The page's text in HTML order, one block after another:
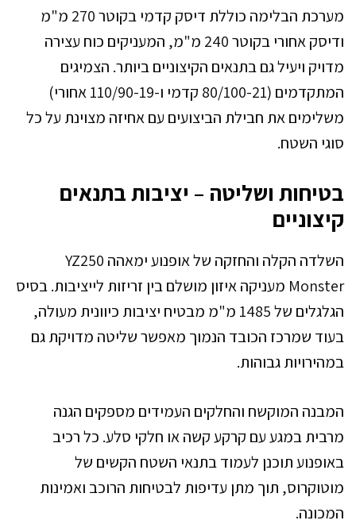
מערכת הבלימה כוללת דיסק קדמי בקוטר 270 מ"מ
ודיסק אחורי בקוטר 240 מ"מ, המעניקים כוח עצירה
מדויק ויעיל גם בתנאים הקיצוניים ביותר. הצמיגים
המתקדמים (80/100-21 קדמי ו-110/90-19 אחורי)
משלימים את חבילת הביצועים עם אחיזה מצוינת על כל
סוגי השטח.
בטיחות ושליטה – יציבות בתנאים
קיצוניים
השלדה הקלה והחזקה של אופנוע ימאהה YZ250
Monster מעניקה איזון מושלם בין זריזות לייציבות. בסיס
הגלגלים של 1485 מ"מ מבטיח יציבות כיוונית מעולה,
בעוד שמרכז הכובד הנמוך מאפשר שליטה מדויקת גם
במהירויות גבוהות.
המבנה המוקשח והחלקים העמידים מספקים הגנה
מרבית במגע עם קרקע קשה או חלקי סלע. כל רכיב
באופנוע תוכנן לעמוד בתנאי השטח הקשים של
מוטוקרוס, תוך מתן עדיפות לבטיחות הרוכב ואמינות
המכונה.